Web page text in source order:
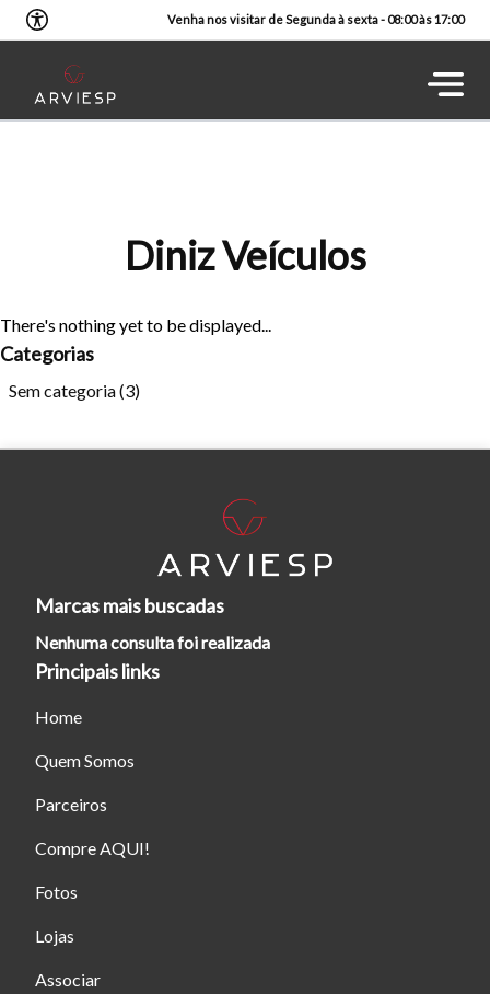
Tamanho do texto
Para aumentar ou diminuir a fonte em nosso site, utilize os
atalhos Ctrl+ (para aumentar) e Ctrl- (para diminuir) no seu
Venha nos visitar de Segunda à sexta - 08:00 às 17:00
Diniz Veículos
There's nothing yet to be displayed...
Categorias
Sem categoria(3)
Marcas mais buscadas
Nenhuma consulta foi realizada
Principais links
Home
Quem Somos
Parceiros
Compre AQUI!
Fotos
Lojas
Associar